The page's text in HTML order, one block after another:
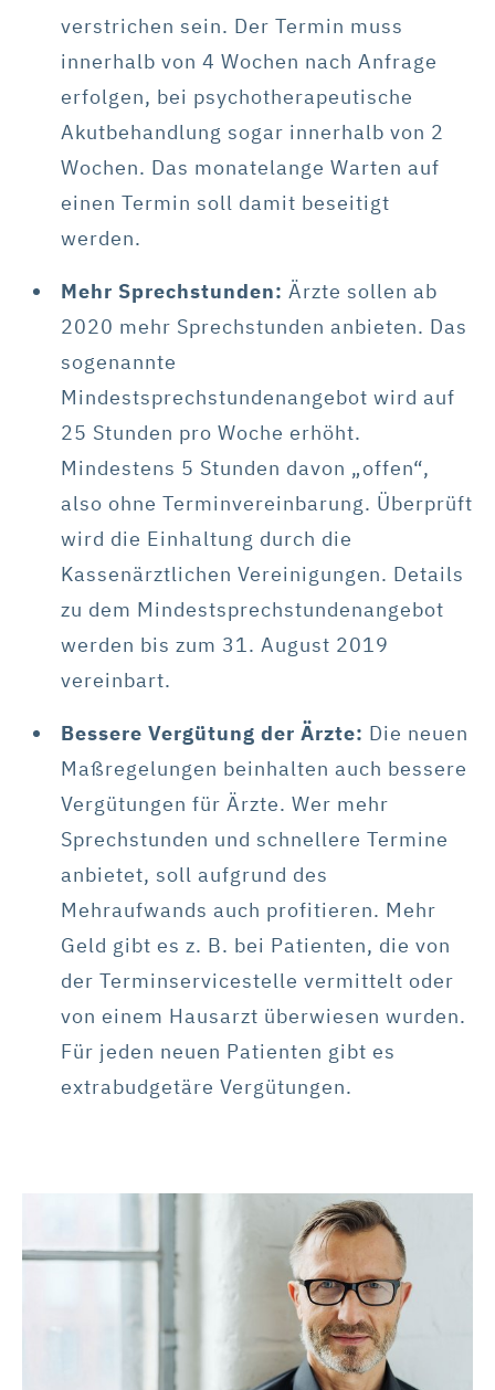
verstrichen sein. Der Termin muss
innerhalb von 4 Wochen nach Anfrage
erfolgen, bei psychotherapeutische
Akutbehandlung sogar innerhalb von 2
Wochen. Das monatelange Warten auf
einen Termin soll damit beseitigt
werden.
Mehr Sprechstunden: Ärzte sollen ab
2020 mehr Sprechstunden anbieten. Das
sogenannte
Mindestsprechstundenangebot wird auf
25 Stunden pro Woche erhöht.
Mindestens 5 Stunden davon „offen“,
also ohne Terminvereinbarung. Überprüft
wird die Einhaltung durch die
Kassenärztlichen Vereinigungen. Details
zu dem Mindestsprechstundenangebot
werden bis zum 31. August 2019
vereinbart.
Bessere Vergütung der Ärzte: Die neuen
Maßregelungen beinhalten auch bessere
Vergütungen für Ärzte. Wer mehr
Sprechstunden und schnellere Termine
anbietet, soll aufgrund des
Mehraufwands auch profitieren. Mehr
Geld gibt es z. B. bei Patienten, die von
der Terminservicestelle vermittelt oder
von einem Hausarzt überwiesen wurden.
Für jeden neuen Patienten gibt es
extrabudgetäre Vergütungen.